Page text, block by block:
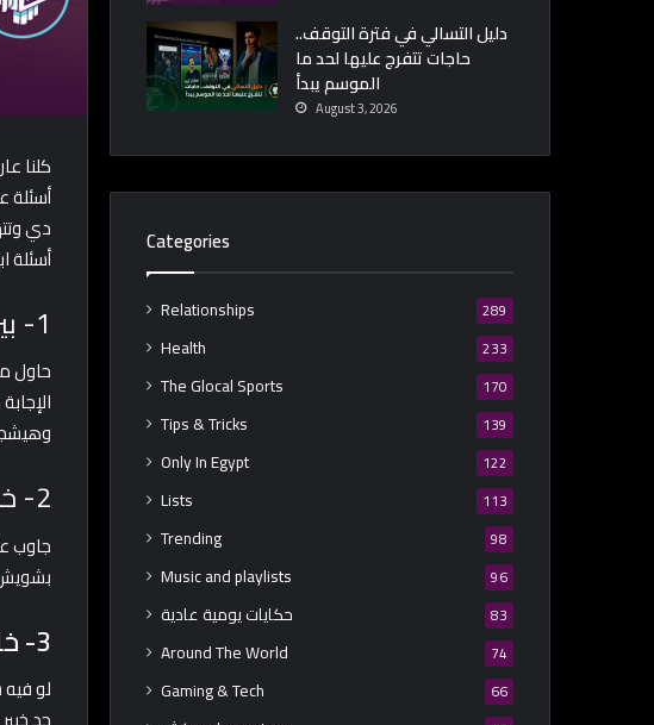
كلنا
أسئلة
دي
أسئلة
1- بين اهتمامك بسؤاله
حاول
2- خلي إجابتك بسيطة
جاوب
3- خليك صريح معاه
لو
دليل التسالي في فترة التوقف..
حاجات تتفرج عليها لحد ما
الموسم يبدأ
August 3, 2026
Categories
Relationships 289
Health 233
The Glocal Sports 170
Tips & Tricks 139
Only In Egypt 122
Lists 113
Trending 98
Music and playlists 96
حكايات يومية عادية 83
Around The World 74
Gaming & Tech 66